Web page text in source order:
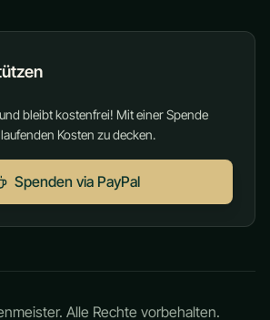
bleibt kostenfrei! Mit einer Spende
Kosten zu decken.
Spenden via PayPal
Alle Rechte vorbehalten.